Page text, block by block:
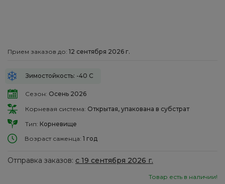
Прием заказов до: 12 сентября 2026 г.
Зимостойкость: -40 С
Сезон: Осень 2026
Корневая система: Открытая, упакована в субстрат
Тип: Корневище
Возраст саженца: 1 год
Отправка заказов: с 19 сентября 2026 г.
Товар есть в наличии!